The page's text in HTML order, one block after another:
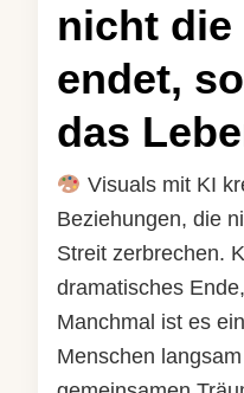
nicht die
endet,
das
Visuals mit KI
Beziehungen, die
Streit zerbrechen.
dramatisches
Manchmal ist es
Menschen